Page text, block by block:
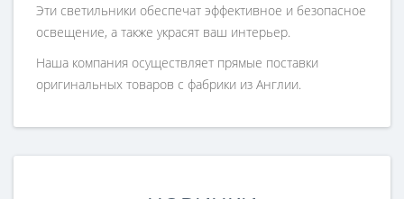
Эти светильники обеспечат эффективное и безопасное
освещение, а также украсят ваш интерьер.
Наша компания осуществляет прямые поставки
оригинальных товаров с фабрики из Англии.